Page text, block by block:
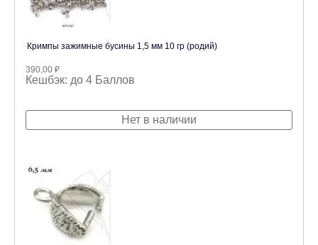
Кримпы зажимные бусины 1,5 мм 10 гр (родий)
390,00 ₽
Кешбэк: до 4 Баллов
Нет в наличии